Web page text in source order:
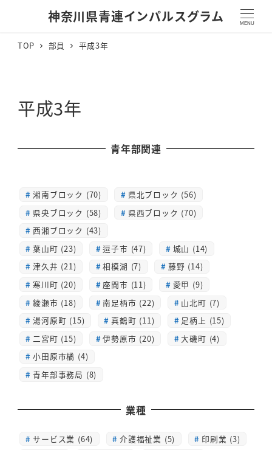
神奈川県青連インパルスグラム MENU
TOP 部員 平成3年
平成3年
青年部関連
湘南ブロック (70)
県北ブロック (56)
県央ブロック (58)
県西ブロック (70)
西湘ブロック (43)
葉山町 (23)
逗子市 (47)
城山 (14)
津久井 (21)
相模湖 (7)
藤野 (14)
寒川町 (20)
座間市 (11)
愛甲 (9)
綾瀬市 (18)
南足柄市 (22)
山北町 (7)
湯河原町 (15)
真鶴町 (11)
足柄上 (15)
二宮町 (15)
伊勢原市 (20)
大磯町 (4)
小田原市橘 (4)
青年部事務局 (8)
業種
サービス業 (64) 介護福祉業 (5)
印刷業 (3)